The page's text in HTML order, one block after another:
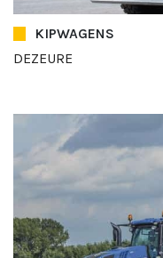
KIPWAGENS
DEZEURE